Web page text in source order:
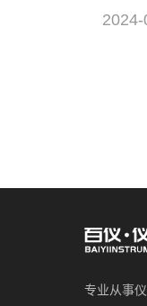
专业从事